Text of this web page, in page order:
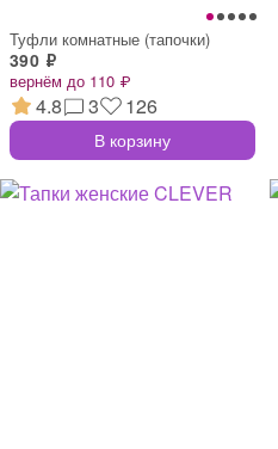
Туфли комнатные (тапочки)
390 ₽
вернём до 110 ₽
4.8 3 126
В корзину